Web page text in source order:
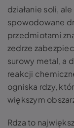
działanie soli,
spowodowane
przedmiotami
zedrze
surowy metal, a
reakcji
ogniska rdzy,
większym
Rdza to